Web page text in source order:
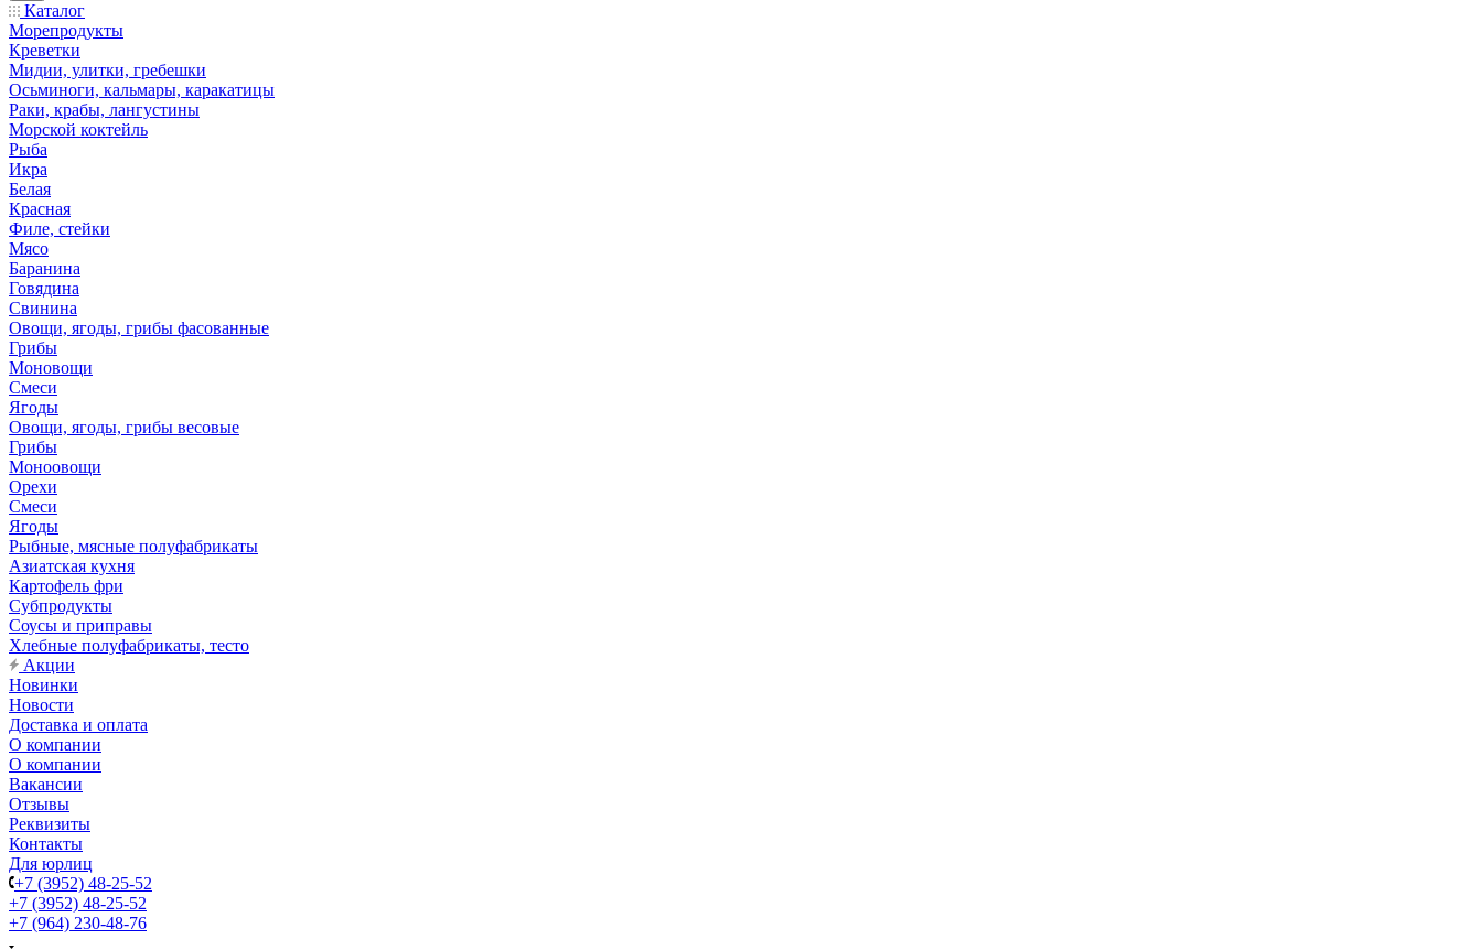
Каталог
Морепродукты
Креветки
Мидии, улитки, гребешки
Осьминоги, кальмары, каракатицы
Раки, крабы, лангустины
Морской коктейль
Рыба
Икра
Белая
Красная
Филе, стейки
Мясо
Баранина
Говядина
Свинина
Овощи, ягоды, грибы фасованные
Грибы
Моновощи
Смеси
Ягоды
Овощи, ягоды, грибы весовые
Грибы
Моноовощи
Орехи
Смеси
Ягоды
Рыбные, мясные полуфабрикаты
Азиатская кухня
Картофель фри
Субпродукты
Соусы и приправы
Хлебные полуфабрикаты, тесто
Акции
Новинки
Новости
Доставка и оплата
О компании
О компании
Вакансии
Отзывы
Реквизиты
Контакты
Для юрлиц
+7 (3952) 48-25-52
+7 (3952) 48-25-52
+7 (964) 230-48-76